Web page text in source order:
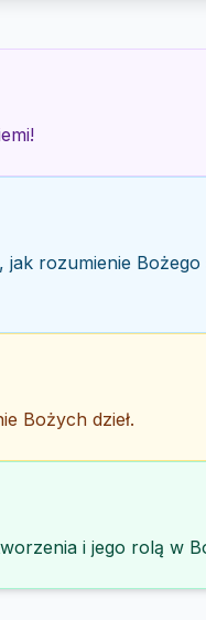
jak rozumienie
Bożych dzieł.
i jego rolą w